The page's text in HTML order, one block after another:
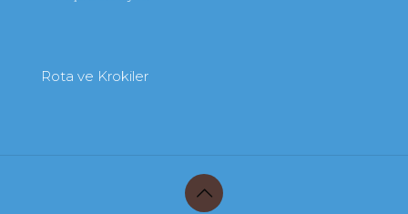
Rota ve Krokiler